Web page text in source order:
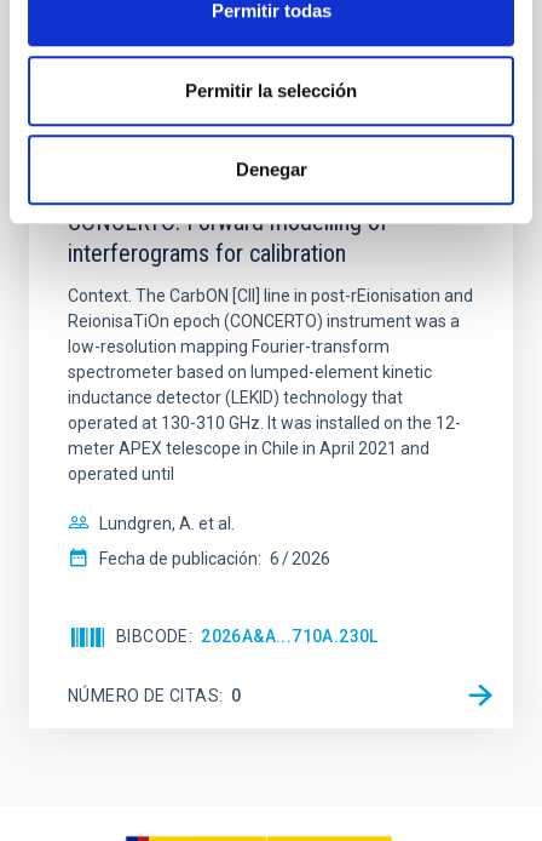
Permitir todas
Permitir la selección
Denegar
2026A&A...710A..70S
CONCERTO: Forward modelling of
interferograms for calibration
Context. The CarbON [CII] line in post-rEionisation and
ReionisaTiOn epoch (CONCERTO) instrument was a
low-resolution mapping Fourier-transform
spectrometer based on lumped-element kinetic
inductance detector (LEKID) technology that
operated at 130-310 GHz. It was installed on the 12-
meter APEX telescope in Chile in April 2021 and
operated until
Lundgren, A. et al.
Fecha de publicación: 6 2026
BIBCODE 2026A&A...710A.230L
NÚMERO DE CITAS 0